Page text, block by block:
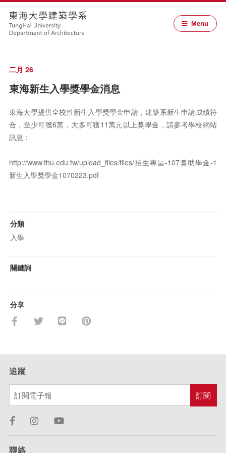
Menu
二月 26
東海新生入學獎學金消息
東海大學提供全校性新生入學獎學金申請，建築系新生申請成績符
合，至少可獲6萬，大多可獲11萬元以上獎學金，請參考學校網站
訊息：
http://www.thu.edu.tw/upload_files/files/招生專區-107獎助學金-1
新生入學獎學金1070223.pdf
分類
入學
關鍵詞
分享
追蹤
聯絡